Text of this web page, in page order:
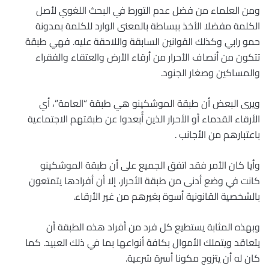
ومن العلماء من فضل عدم التورط في البحث اللغوي لأصل
الكلمة مفضلا الأخذ ببساطة بالمعنى الوارد للكلمة بمدونة
حمو رابي وكذلك القوانين السابقة واللاحقة عليه. فهي طبقة
تتكون من أنصاف الأحرار من أرقاء الأرض والعتقاء والفقراء
والمساكين وصغار الجنود.
ويرى البعض أن طبقة الموشكينو هي طبقة “العامة”، أي
الأرقاء القدماء أو الأحرار الذين أُبعدوا عن طبقتهم الاجتماعية
باعتبارهم من الأجانب .
وأيا كان الأمر فقد اتفق الجميع على أن طبقة الموشكينو
كانت في وضع أدنى من طبقة الأحرار، إلا أن أفرادها يتمتعون
بالشخصية القانونية أسوة بغيرهم من غير الأرقاء.
وبهذه المثابة يستطيع كل فرد من أفراد هذه الطبقة أن
يتعاقد ويتملك الأموال بكافة أنواعها بما في ذلك العبيد. كما
كان له أن يتزوج مكونا أسرة شرعية.